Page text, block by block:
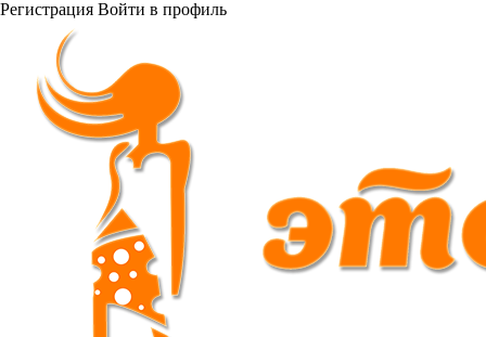
Регистрация Войти в профиль